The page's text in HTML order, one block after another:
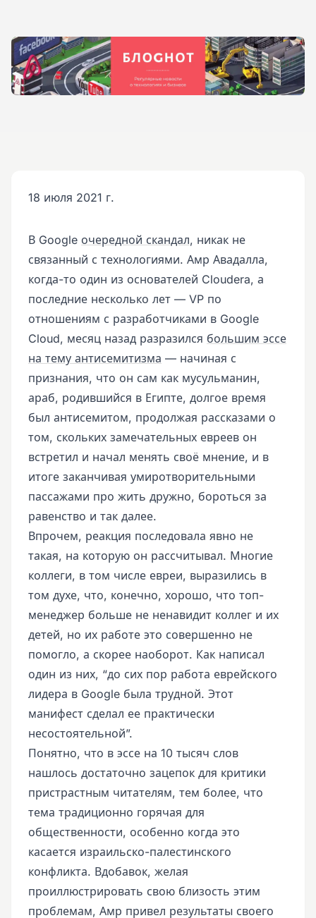
18 июля 2021 г.
В Google очередной скандал, никак не
связанный с технологиями. Амр Авадалла,
когда-то один из основателей Cloudera, а
последние несколько лет — VP по
отношениям с разработчиками в Google
Cloud, месяц назад разразился большим эссе
на тему антисемитизма — начиная с
признания, что он сам как мусульманин,
араб, родившийся в Египте, долгое время
был антисемитом, продолжая рассказами о
том, скольких замечательных евреев он
встретил и начал менять своё мнение, и в
итоге заканчивая умиротворительными
пассажами про жить дружно, бороться за
равенство и так далее.
Впрочем, реакция последовала явно не
такая, на которую он рассчитывал. Многие
коллеги, в том числе евреи, выразились в
том духе, что, конечно, хорошо, что топ-
менеджер больше не ненавидит коллег и их
детей, но их работе это совершенно не
помогло, а скорее наоборот. Как написал
один из них, “до сих пор работа еврейского
лидера в Google была трудной. Этот
манифест сделал ее практически
несостоятельной”.
Понятно, что в эссе на 10 тысяч слов
нашлось достаточно зацепок для критики
пристрастным читателям, тем более, что
тема традиционно горячая для
общественности, особенно когда это
касается израильско-палестинского
конфликта. Вдобавок, желая
проиллюстрировать свою близость этим
проблемам, Амр привел результаты своего